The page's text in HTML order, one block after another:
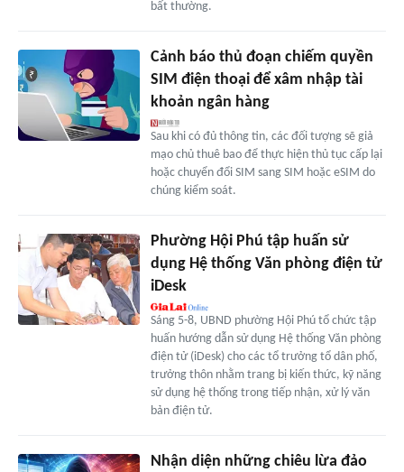
bất thường.
Cảnh báo thủ đoạn chiếm quyền
SIM điện thoại để xâm nhập tài
khoản ngân hàng
Sau khi có đủ thông tin, các đối tượng sẽ giả
mạo chủ thuê bao để thực hiện thủ tục cấp lại
hoặc chuyển đổi SIM sang SIM hoặc eSIM do
chúng kiểm soát.
Phường Hội Phú tập huấn sử
dụng Hệ thống Văn phòng điện tử
iDesk
Sáng 5-8, UBND phường Hội Phú tổ chức tập
huấn hướng dẫn sử dụng Hệ thống Văn phòng
điện tử (iDesk) cho các tổ trưởng tổ dân phố,
trưởng thôn nhằm trang bị kiến thức, kỹ năng
sử dụng hệ thống trong tiếp nhận, xử lý văn
bản điện tử.
Nhận diện những chiêu lừa đảo